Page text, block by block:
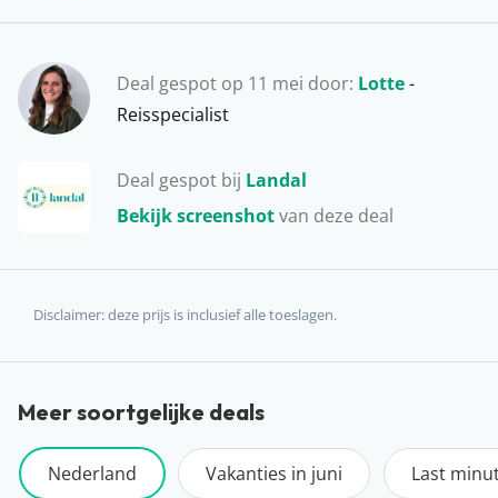
Deal gespot op 11 mei door: Lotte-
Reisspecialist
Deal gespot bij Landal
Bekijk screenshotvan deze deal
galerieën en theaters te bezoeken. Ga naar Utrecht
voor een onvergetelijke ervaring in het hart van
Nederland! Brengen jullie binnenkort een bezoekje aan
Disclaimer: deze prijs is inclusief alle toeslagen.
Meer soortgelijke deals
Nederland Vakanties in juni Last